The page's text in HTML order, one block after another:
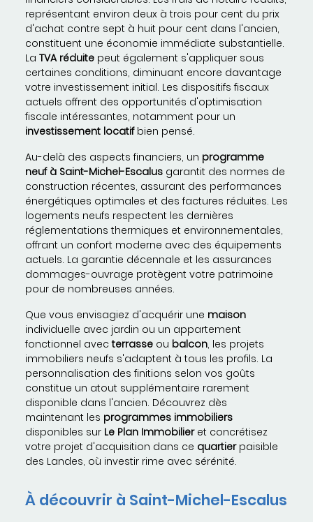
représentant environ deux à trois pour cent du prix
d'achat contre sept à huit pour cent dans l'ancien,
constituent une économie immédiate substantielle.
La TVA réduite peut également s'appliquer sous
certaines conditions, diminuant encore davantage
votre investissement initial. Les dispositifs fiscaux
actuels offrent des opportunités d'optimisation
fiscale intéressantes, notamment pour un
investissement locatifbien pensé.
Au-delà des aspects financiers, un programme
neuf à Saint-Michel-Escalus garantit des normes de
construction récentes, assurant des performances
énergétiques optimales et des factures réduites. Les
logements neufs respectent les dernières
réglementations thermiques et environnementales,
offrant un confort moderne avec des équipements
actuels. La garantie décennale et les assurances
dommages-ouvrage protègent votre patrimoine
pour de nombreuses années.
Que vous envisagiez d'acquérir une maison
individuelle avec jardin ou un appartement
fonctionnel avecterrasse ou balcon, les projets
immobiliers neufs s'adaptent à tous les profils. La
personnalisation des finitions selon vos goûts
constitue un atout supplémentaire rarement
disponible dans l'ancien. Découvrez dès
maintenant les programmes immobiliers
disponibles sur Le Plan Immobilieret concrétisez
votre projet d'acquisition dans ce quartierpaisible
des Landes, où investir rime avec sérénité.
À découvrir à Saint-Michel-Escalus